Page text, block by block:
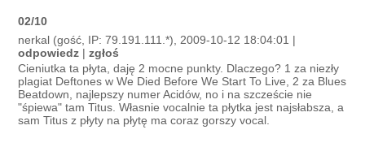
02/10
nerkal (gość, IP: 79.191.111.*), 2009-10-12 18:04:01 |
odpowiedz |zgłoś
Cieniutka ta płyta, daję 2 mocne punkty. Dlaczego? 1 za niezły
plagiat Deftones w We Died Before We Start To Live, 2 za Blues
Beatdown, najlepszy numer Acidów, no i na szczeście nie
"śpiewa" tam Titus. Własnie vocalnie ta płytka jest najsłabsza, a
sam Titus z płyty na płytę ma coraz gorszy vocal.